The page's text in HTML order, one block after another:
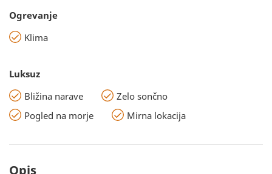
Ogrevanje
Klima
Luksuz
Bližina narave
Zelo sončno
Pogled na morje
Mirna lokacija
Opis